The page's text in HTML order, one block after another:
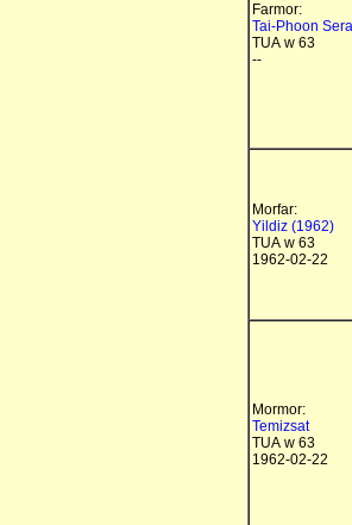
Farmor:
Tai-Phoon
TUA w 63
--
Morfar:
Yildiz (1962)
TUA w 63
1962-02-22
Mormor:
Temizsat
TUA w 63
1962-02-22